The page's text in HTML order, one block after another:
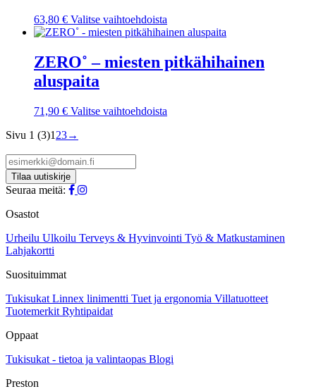
tuotteen
63,80 € Valitse vaihtoehdoista
tuotteella
useampi
muunnelma.
tuotteen
ZERO˚ – miesten pitkähihainen
aluspaita
71,90 € Valitse vaihtoehdoista
Sivu 1 (3)1 23→
Seuraa meitä:
Osastot
Urheilu Ulkoilu Terveys & Hyvinvointi Työ & Matkustaminen
Lahjakortti
Suosituimmat
Tukisukat Linnex linimentti Tuet ja ergonomia Villatuotteet
Tuotemerkit Ryhtipaidat
Oppaat
Tukisukat - tietoa ja valintaopas Blogi
Preston